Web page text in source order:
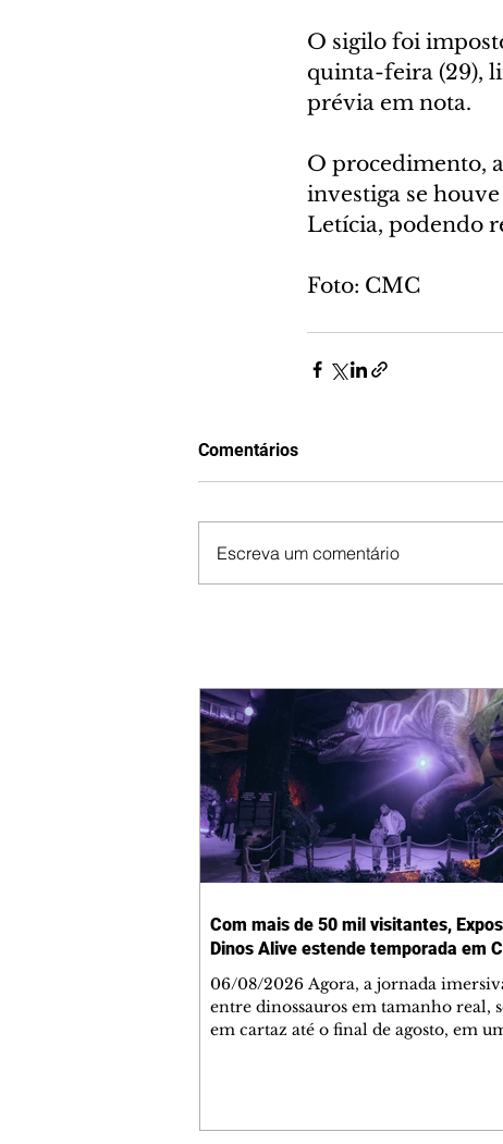
O sigilo foi
quinta-feira (29),
prévia em nota.
O procedimento,
investiga se
Letícia, podendo
Foto: CMC
Comentários
Escreva um comentário
Com mais de 50 mil visitantes,
Dinos Alive estende temporada em
06/08/2026 Agora, a jornada
entre dinossauros em tamanho real,
em cartaz até o final de agosto, em